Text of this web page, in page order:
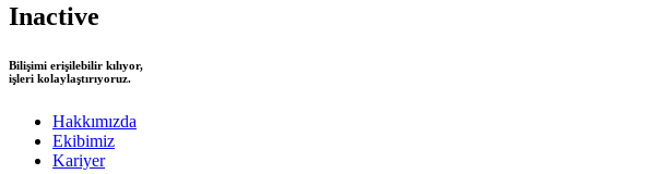
Inactive
Bilişimi erişilebilir kılıyor,
işleri kolaylaştırıyoruz.
Hakkımızda
Ekibimiz
Kariyer